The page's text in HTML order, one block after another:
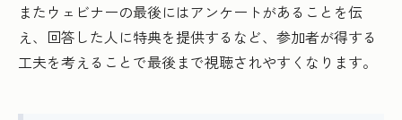
またウェビナーの最後にはアンケートがあることを伝
え、回答した人に特典を提供するなど、参加者が得する
工夫を考えることで最後まで視聴されやすくなります。